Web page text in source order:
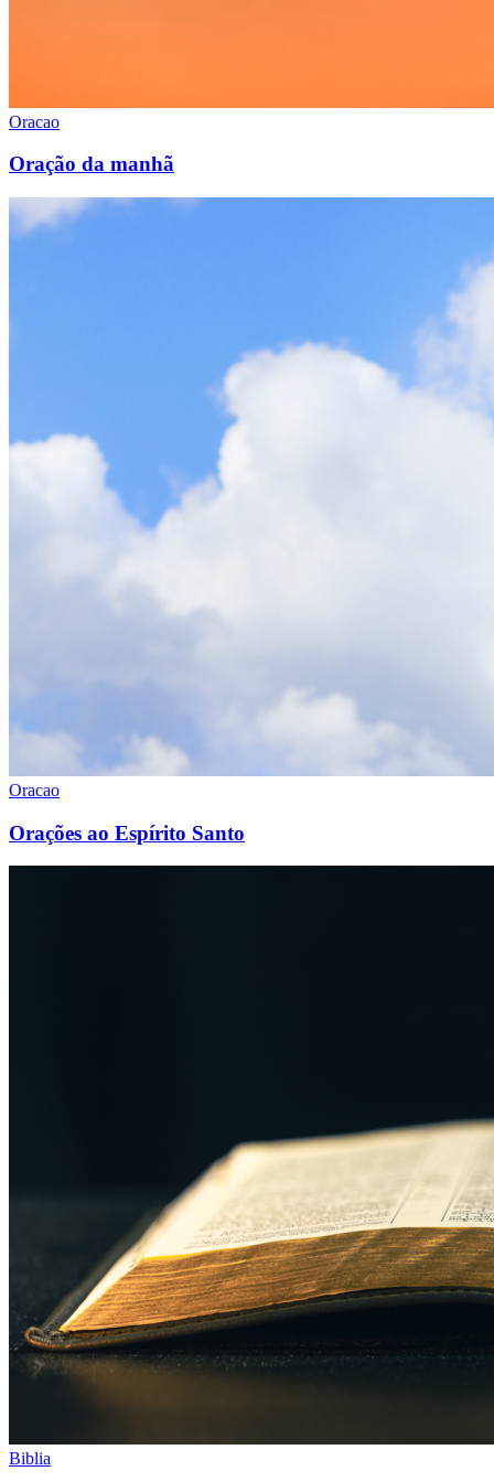
Oracao
Oração da manhã
Oracao
Orações ao Espírito Santo
Biblia